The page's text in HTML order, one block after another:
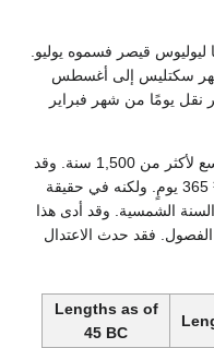
قيصر فسموه يوليو.
شهر سكتليس إلى أغسطس
نقل يومًا من شهر فبراير
استعمل التقويم الجولياني على نطاق واسع لأكثر من 1,500 سنة. وقد
عمل على أساس أن السنة مكونة من ¼ 365 يومٍ. ولكنه في حقيقة
دقيقة و14 ثانية من السنة الشمسية. وقد أدى هذا
الفصول. فقد حدث الاعتدال
Lengths as of
45 BC